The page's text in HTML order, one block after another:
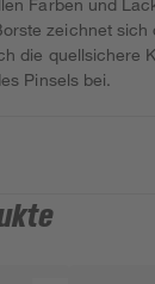
Farben und
zeichnet sich
die quellsichere
Pinsels bei.